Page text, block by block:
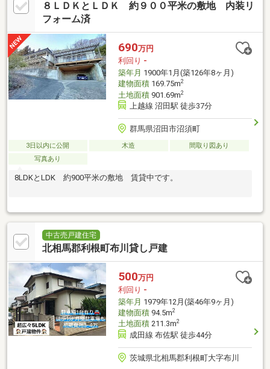
８ＬＤＫとＬＤＫ 約９００平米の敷地 内装リ
フォーム済
690万円
利回り -
築年月 1900年1月(築126年8ヶ月)
建物面積169.75m2
土地面積901.69m2
上越線 沼田駅 徒歩37分
群馬県沼田市沼須町
3日以内に公開 木造
間取り図あり
写真あり
8LDKとLDK 約900平米の敷地 賃貸中です。
中古売戸建住宅
北相馬郡利根町布川貸し戸建
500万円
利回り -
築年月 1979年12月(築46年9ヶ月)
建物面積94.5m2
土地面積211.3m2
成田線 布佐駅 徒歩44分
茨城県北相馬郡利根町大字布川